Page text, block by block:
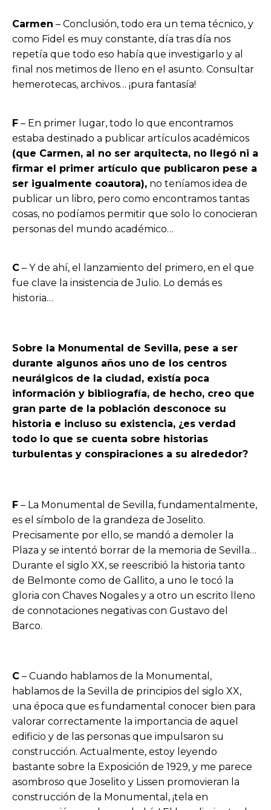
Carmen – Conclusión, todo era un tema técnico, y
como Fidel es muy constante, día tras día nos
repetía que todo eso había que investigarlo y al
final nos metimos de lleno en el asunto. Consultar
hemerotecas, archivos… ¡pura fantasía!
F – En primer lugar, todo lo que encontramos
estaba destinado a publicar artículos académicos
(que Carmen, al no ser arquitecta, no llegó ni a
firmar el primer artículo que publicaron pese a
ser igualmente coautora), no teníamos idea de
publicar un libro, pero como encontramos tantas
cosas, no podíamos permitir que solo lo conocieran
personas del mundo académico…
C – Y de ahí, el lanzamiento del primero, en el que
fue clave la insistencia de Julio. Lo demás es
historia…
Sobre la Monumental de Sevilla, pese a ser
durante algunos años uno de los centros
neurálgicos de la ciudad, existía poca
información y bibliografía, de hecho, creo que
gran parte de la población desconoce su
historia e incluso su existencia, ¿es verdad
todo lo que se cuenta sobre historias
turbulentas y conspiraciones a su alrededor?
F – La Monumental de Sevilla, fundamentalmente,
es el símbolo de la grandeza de Joselito.
Precisamente por ello, se mandó a demoler la
Plaza y se intentó borrar de la memoria de Sevilla…
Durante el siglo XX, se reescribió la historia tanto
de Belmonte como de Gallito, a uno le tocó la
gloria con Chaves Nogales y a otro un escrito lleno
de connotaciones negativas con Gustavo del
Barco.
C – Cuando hablamos de la Monumental,
hablamos de la Sevilla de principios del siglo XX,
una época que es fundamental conocer bien para
valorar correctamente la importancia de aquel
edificio y de las personas que impulsaron su
construcción. Actualmente, estoy leyendo
bastante sobre la Exposición de 1929, y me parece
asombroso que Joselito y Lissen promovieran la
construcción de la Monumental, ¡tela en